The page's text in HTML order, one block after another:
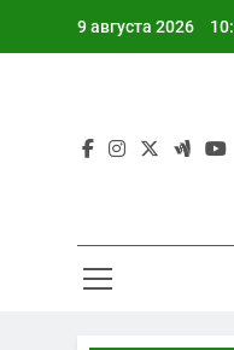
9 августа 2026